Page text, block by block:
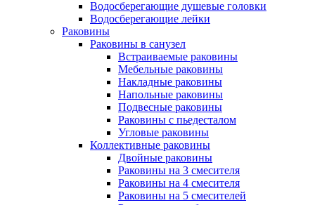
Водосберегающие душевые головки
Водосберегающие лейки
Раковины
Раковины в санузел
Встраиваемые раковины
Мебельные раковины
Накладные раковины
Напольные раковины
Подвесные раковины
Раковины с пьедесталом
Угловые раковины
Коллективные раковины
Двойные раковины
Раковины на 3 смесителя
Раковины на 4 смесителя
Раковины на 5 смесителей